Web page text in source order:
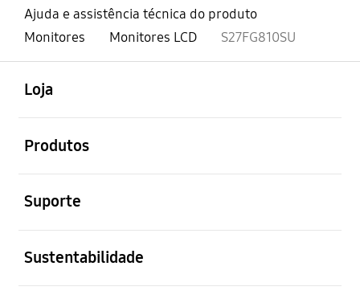
Ajuda e assistência técnica do produto
Monitores
Monitores LCD S27FG810SU
Loja
Produtos
Suporte
Sustentabilidade